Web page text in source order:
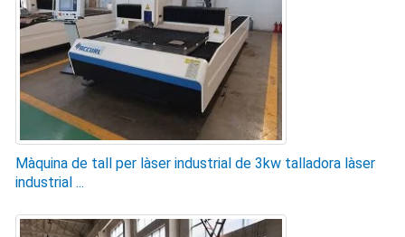
Màquina de tall per làser industrial de 3kw talladora làser
industrial ...